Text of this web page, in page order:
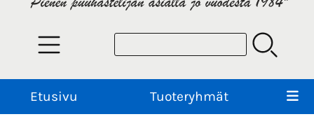
Etusivu Tuoteryhmät